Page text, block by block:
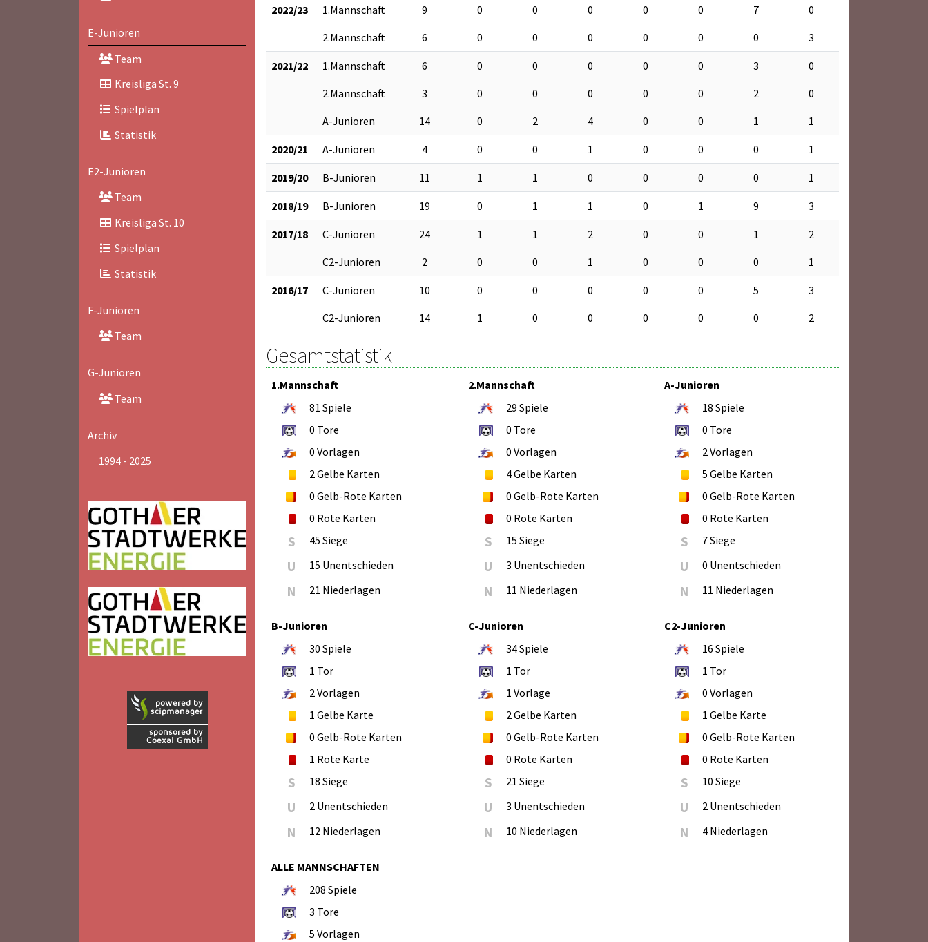
E-Junioren
Team
Kreisliga St. 9
Spielplan
Statistik
E2-Junioren
Team
Kreisliga St. 10
Spielplan
Statistik
F-Junioren
Team
G-Junioren
Team
Archiv
1994 - 2025
2022/23 1.Mannschaft 9 0 0 0 0 0 7
0
2.Mannschaft
6 0 0 0 0 0 0 3
2021/22 1.Mannschaft 6 0 0 0 0 0 3
0
2.Mannschaft
3 0 0 0 0 0 2
0
A-Junioren
14 0 2 4 0 0 1 1
2020/21 A-Junioren 4 0 0 1 0 0 0 1
2019/20 B-Junioren 11 1 1 0 0 0 0 1
2018/19 B-Junioren 19 0 1 1 0 1 9 3
2017/18 C-Junioren 24 1 1 2 0 0 1
2
C2-Junioren
2 0 0 1 0 0 0 1
2016/17 C-Junioren 10 0 0 0 0 0 5
3
C2-Junioren
14 1 0 0 0 0 0 2
Gesamtstatistik
1.Mannschaft
81 Spiele
0 Tore
0 Vorlagen
2Gelbe Karten
0 Gelb-Rote Karten
0 Rote Karten
S 45 Siege
U 15 Unentschieden
N 21 Niederlagen
2.Mannschaft
29 Spiele
0 Tore
0 Vorlagen
4Gelbe Karten
0 Gelb-Rote Karten
0 Rote Karten
S 15 Siege
U 3 Unentschieden
N 11 Niederlagen
A-Junioren
18 Spiele
0 Tore
2Vorlagen
5 Gelbe Karten
0 Gelb-Rote Karten
0 Rote Karten
S 7 Siege
U 0 Unentschieden
N 11 Niederlagen
B-Junioren
30 Spiele
1 Tor
2Vorlagen
1 Gelbe Karte
0 Gelb-Rote Karten
1 Rote Karte
S 18 Siege
U 2 Unentschieden
N 12 Niederlagen
C-Junioren
34Spiele
1 Tor
1 Vorlage
2Gelbe Karten
0 Gelb-Rote Karten
0 Rote Karten
S 21 Siege
U 3 Unentschieden
N 10 Niederlagen
C2-Junioren
16 Spiele
1 Tor
0 Vorlagen
1 Gelbe Karte
0 Gelb-Rote Karten
0 Rote Karten
S 10 Siege
U 2 Unentschieden
N 4 Niederlagen
ALLE MANNSCHAFTEN
208 Spiele
3 Tore
5 Vorlagen